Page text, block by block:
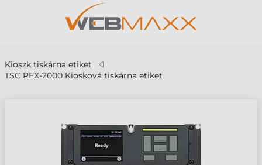
Kioszk tiskárna etiket
TSC PEX-2000 Kiosková tiskárna etiket